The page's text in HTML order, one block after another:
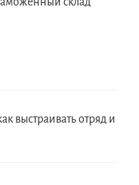
выстраивать отряд и